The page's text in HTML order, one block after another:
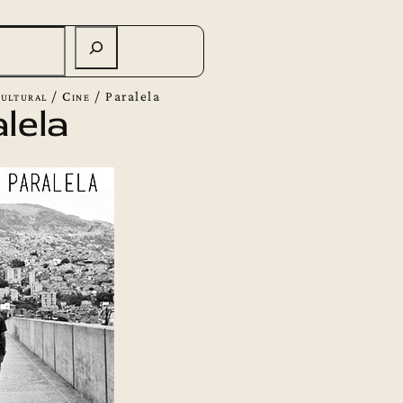
/Cine /Paralela